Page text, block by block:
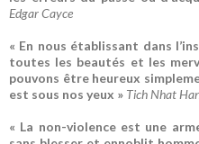
Edgar Cayce
« En nous établissant dans
toutes les beautés et les
pouvons être heureux
est sous nos yeux » Tich Nhat
« La non-violence est une